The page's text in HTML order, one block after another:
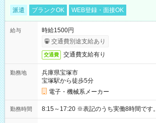
派遣 ブランクOK WEB登録・面接OK
給与
時給1500円
交通費別途支給あり
交通費 交通費支給有り
勤務地
兵庫県宝塚市
宝塚駅から徒歩5分
電子・機械系メーカー
勤務時間 8:15～17:20 ※表記のうち実働8時間です。